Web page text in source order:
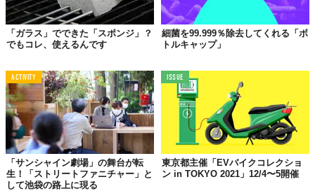
「ガラス」でできた「スポンジ」？
でもコレ、使えるんです
細菌を99.999％除去してくれる「ボ
トルキャップ」
ACTIVITY
「サンシャイン劇場」の舞台が転
生！「ストリートファニチャー」と
して池袋の路上に現る
ISSUE
東京都主催「EVバイクコレクショ
ン in TOKYO 2021」12/4〜5開催